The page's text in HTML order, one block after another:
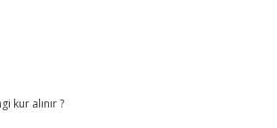
kur alınır ?